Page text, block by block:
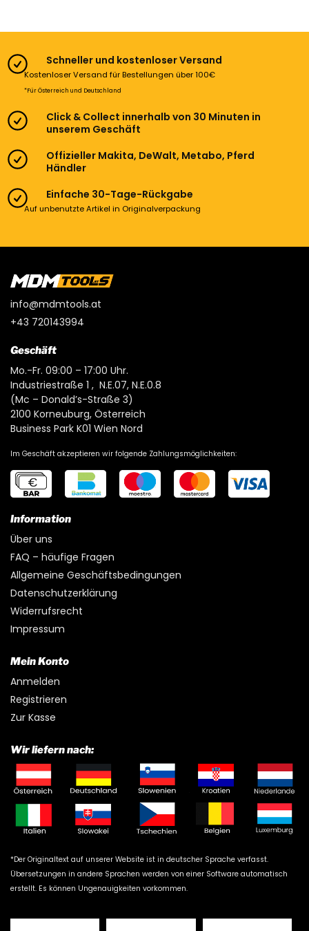
Schneller und kostenloser Versand
Kostenloser Versand für Bestellungen über 100€
*Für Österreich und Deutschland
Click & Collect innerhalb von 30 Minuten in
unserem Geschäft
Offizieller Makita, DeWalt, Metabo, Pferd
Händler
Einfache 30-Tage-Rückgabe
Auf unbenutzte Artikel in Originalverpackung
info@mdmtools.at
+43 720143994
Geschäft
Mo.-Fr. 09:00 – 17:00 Uhr.
Industriestraße 1 , N.E.07, N.E.0.8
(Mc – Donald’s-Straße 3)
2100 Korneuburg, Österreich
Business Park K01 Wien Nord
Im Geschäft akzeptieren wir folgende Zahlungsmöglichkeiten:
Information
Über uns
FAQ – häufige Fragen
Allgemeine Geschäftsbedingungen
Datenschutzerklärung
Widerrufsrecht
Impressum
Mein Konto
Anmelden
Registrieren
Zur Kasse
Wir liefern nach:
*Der Originaltext auf unserer Website ist in deutscher Sprache verfasst.
Übersetzungen in andere Sprachen werden von einer Software automatisch
erstellt. Es können Ungenauigkeiten vorkommen.